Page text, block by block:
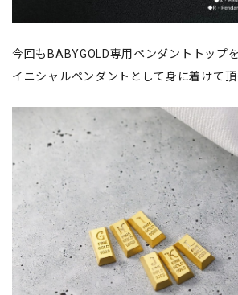
今回もBABYGOLD専用ペンダントトップ
イニシャルペンダントとして身に着けて頂